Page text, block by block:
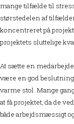
mange tilfælde til
størstedelen af
koncentreret på
projektets sluttelige
At sætte en
være en god
varme stol. Mange
at få projektet, da de
både arbejdsmæssigt